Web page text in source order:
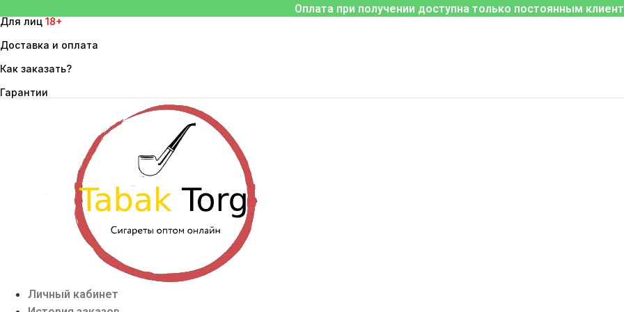
к
содержимому
Оплата при получении доступна только постоянным
Для лиц 18+
Доставка и оплата
Как заказать?
Гарантии
Личный кабинет